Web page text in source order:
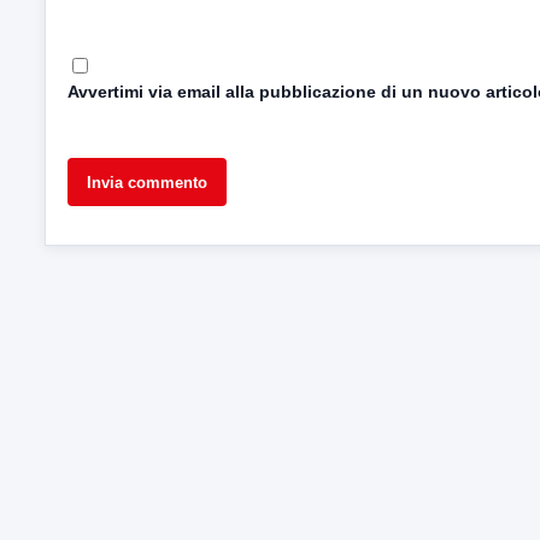
Avvertimi via email alla pubblicazione di un nuovo